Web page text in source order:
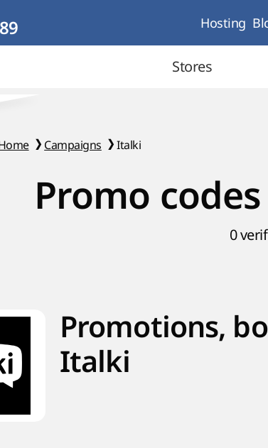
Hosting
Stores
Campaigns Italki
Promo
0
Promotions,
Italki